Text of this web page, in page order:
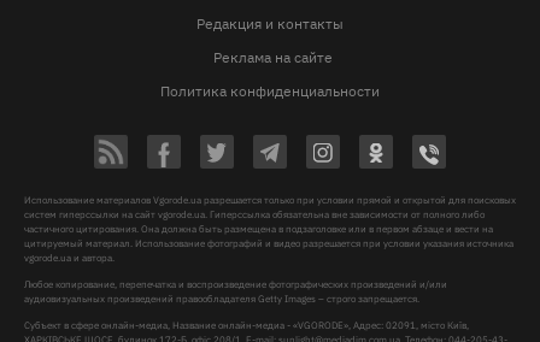
Редакция и контакты
Реклама на сайте
Политика конфиденциальности
Использование материалов Vgorode.ua разрешается только при условии прямой и открытой для поисковых
систем гиперссылки на сайт vgorode.ua. Гиперссылка обязательна вне зависимости от полного либо
частичного цитирования. Она должна быть размещена в подзаголовке или в первом абзаце и вести на
цитируемый материал. Использование фотографий и видео разрешается при условии указания источника
vgorode.ua и автора.
Любое копирование, перепечатка и воспроизведение фотографических произведений и/или
аудиовизуальных произведений правообладателя Getty Images – строго запрещается.
Субъект в сфере онлайн-медиа, Название онлайн-медиа - «VGORODE», Адрес: 02091, місто Київ,
ХАРКІВСЬКЕ ШОСЕ, будинок 172-Б, офіс 208/1, E-mail:sunlight@mediadim.com.ua , Телефон: 044-205-43-